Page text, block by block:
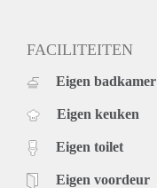
FACILITEITEN
Eigen badkamer
Eigen keuken
Eigen toilet
Eigen voordeur